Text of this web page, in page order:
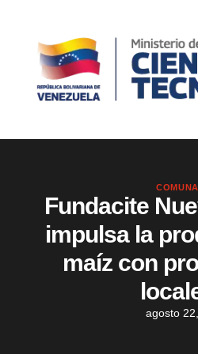
COMUNA
Fundacite
impulsa la
maíz con
agosto